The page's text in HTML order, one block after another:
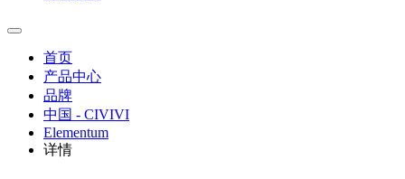
首页
产品中心
品牌
中国 - CIVIVI
Elementum
详情